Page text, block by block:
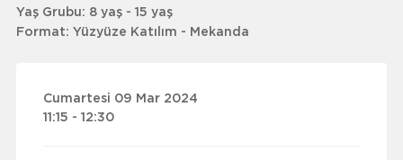
Yaş Grubu: 8 yaş - 15 yaş
Format: Yüzyüze Katılım - Mekanda
Cumartesi 09 Mar 2024
11:15 - 12:30